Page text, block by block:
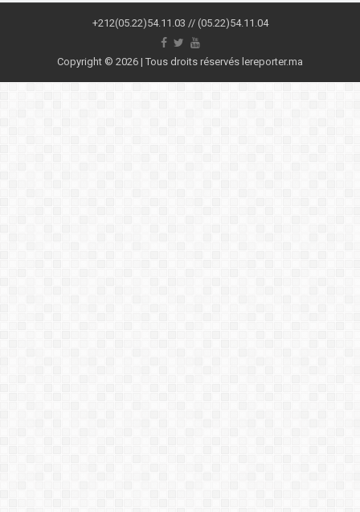
+212(05.22)54.11.03 // (05.22)54.11.04
Copyright © 2026 | Tous droits réservés lereporter.ma